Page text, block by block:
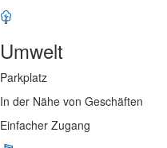
Umwelt
Parkplatz
In der Nähe von Geschäften
Einfacher Zugang